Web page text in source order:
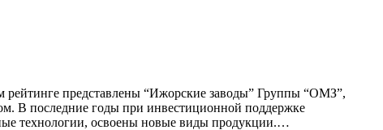
представлены “Ижорские заводы” Группы “ОМЗ”,
В последние годы при инвестиционной поддержке
технологии, освоены новые виды продукции.…